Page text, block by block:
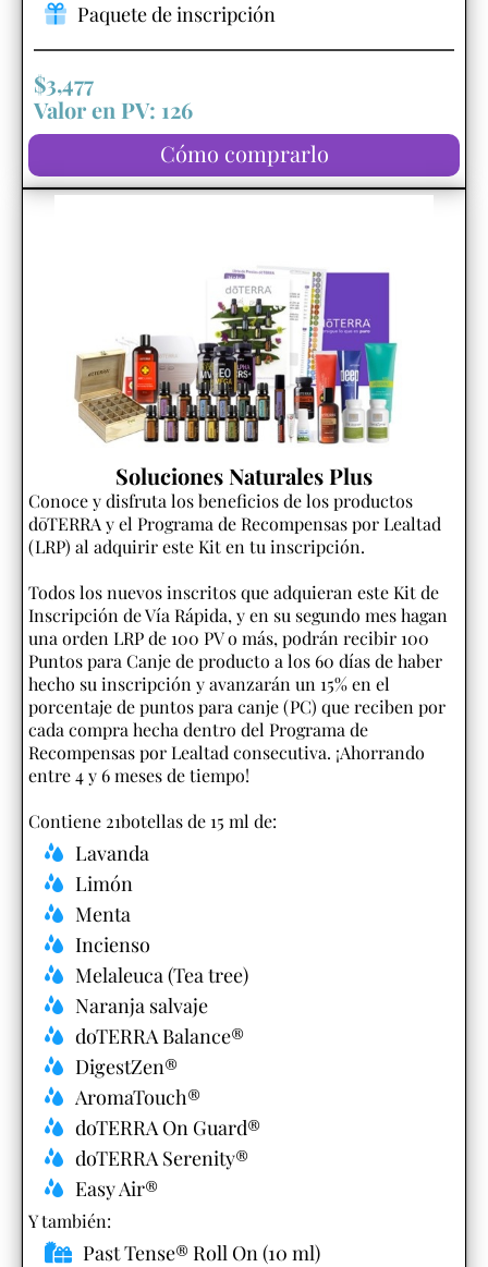
Paquete de inscripción
$3,477
Valor en PV: 126
Cómo comprarlo
Soluciones Naturales Plus
Conoce y disfruta los beneficios de los productos
dōTERRA y el Programa de Recompensas por Lealtad
(LRP) al adquirir este Kit en tu inscripción.
Todos los nuevos inscritos que adquieran este Kit de
Inscripción de Vía Rápida, y en su segundo mes hagan
una orden LRP de 100 PV o más, podrán recibir 100
Puntos para Canje de producto a los 60 días de haber
hecho su inscripción y avanzarán un 15% en el
porcentaje de puntos para canje (PC) que reciben por
cada compra hecha dentro del Programa de
Recompensas por Lealtad consecutiva. ¡Ahorrando
entre 4 y 6 meses de tiempo!
Contiene 21botellas de 15 ml de:
Lavanda
Limón
Menta
Incienso
Melaleuca (Tea tree)
Naranja salvaje
doTERRA Balance®
DigestZen®
AromaTouch®
doTERRA On Guard®
doTERRA Serenity®
Easy Air®
Y también:​
Past Tense® Roll On (10 ml)